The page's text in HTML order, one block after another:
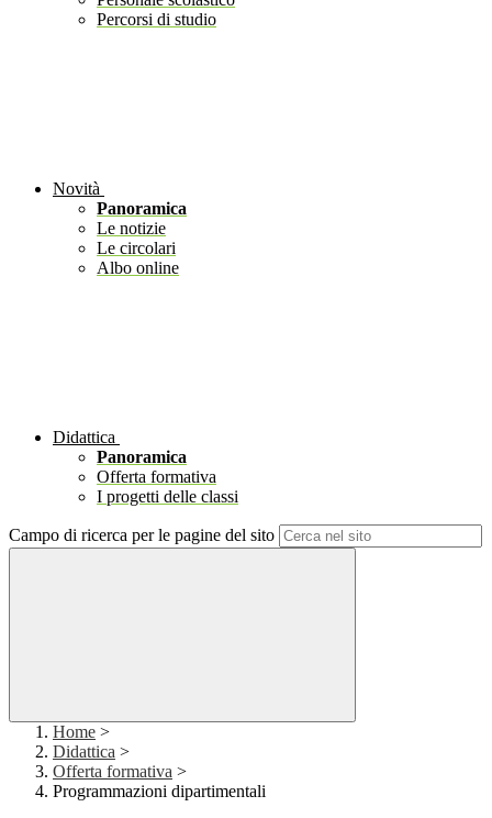
Percorsi di studio
Novità
Panoramica
Le notizie
Le circolari
Albo online
Didattica
Panoramica
Offerta formativa
I progetti delle classi
Campo di ricerca per le pagine del sito
Home >
Didattica >
Offerta formativa >
Programmazioni dipartimentali